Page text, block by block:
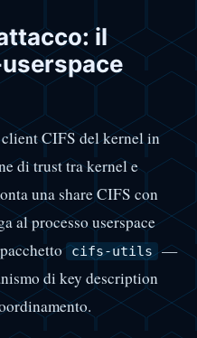
il
CIFS del kernel in
di trust tra kernel e
una share CIFS con
al processo userspace
cifs-utils —
di key description